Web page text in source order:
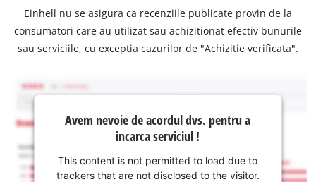
Einhell nu se asigura ca recenziile publicate provin de la
consumatori care au utilizat sau achizitionat efectiv bunurile
sau serviciile, cu exceptia cazurilor de "Achizitie verificata".
Avem nevoie de acordul dvs. pentru a
incarca serviciul !
This content is not permitted to load due to
trackers that are not disclosed to the visitor.